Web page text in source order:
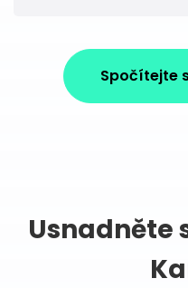
Spočítejte
Usnadněte